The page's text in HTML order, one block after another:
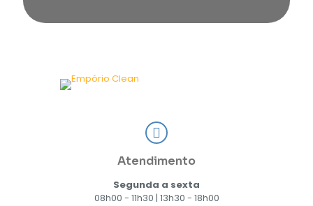
Atendimento
Segunda a sexta
08h00 - 11h30 | 13h30 - 18h00